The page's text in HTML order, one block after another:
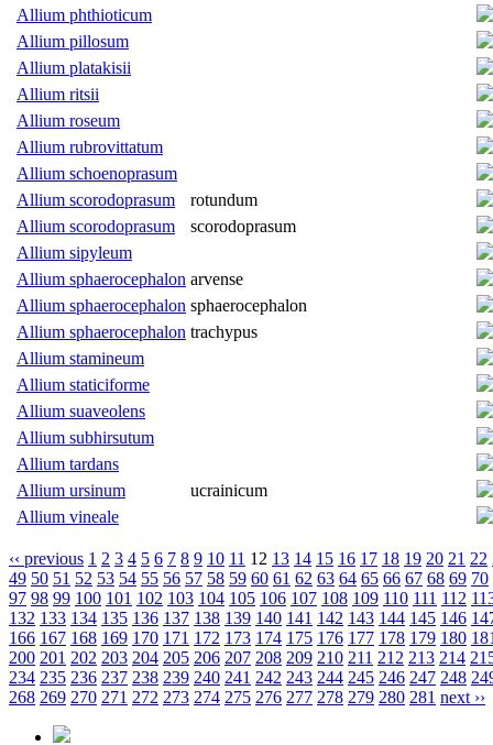
Allium phthioticum
Allium pillosum
Allium platakisii
Allium ritsii
Allium roseum
Allium rubrovittatum
Allium schoenoprasum
Allium scorodoprasum
rotundum
Allium scorodoprasum
scorodoprasum
Allium sipyleum
Allium sphaerocephalon arvense
Allium sphaerocephalon sphaerocephalon
Allium sphaerocephalon trachypus
Allium stamineum
Allium staticiforme
Allium suaveolens
Allium subhirsutum
Allium tardans
Allium ursinum
ucrainicum
Allium vineale
‹‹ previous 1 2 3 4 5 6 7 8 9 10 11 12 13 14 15 16 17 18 19 20 21 22
49 50 51 52 53 54 55 56 57 58 59 60 61 62 63 64 65 66 67 68 69 70
97 98 99 100 101 102 103 104 105 106 107 108 109 110 111 112
132 133 134 135 136 137 138 139 140 141 142 143 144 145 146
166 167 168 169 170 171 172 173 174 175 176 177 178 179 180
200 201 202 203 204 205 206 207 208 209 210 211 212 213 214
234 235 236 237 238 239 240 241 242 243 244 245 246 247 248
268 269 270 271 272 273 274 275 276 277 278 279 280 281 next ››